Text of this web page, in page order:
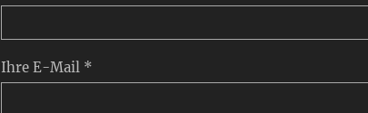
Ihre E-Mail *